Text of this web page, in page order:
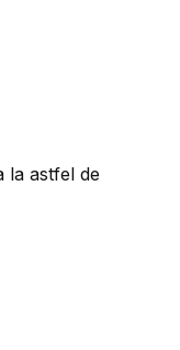
la astfel de